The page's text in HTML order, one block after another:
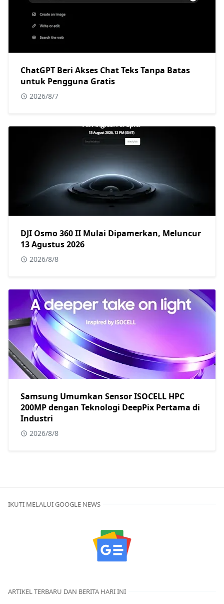
ChatGPT Beri Akses Chat Teks Tanpa Batas
untuk Pengguna Gratis
2026/8/7
DJI Osmo 360 II Mulai Dipamerkan, Meluncur
13 Agustus 2026
2026/8/8
Samsung Umumkan Sensor ISOCELL HPC
200MP dengan Teknologi DeepPix Pertama di
Industri
2026/8/8
IKUTI MELALUI GOOGLE NEWS
ARTIKEL TERBARU DAN BERITA HARI INI